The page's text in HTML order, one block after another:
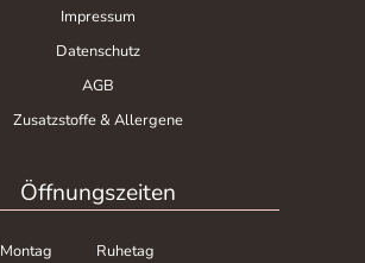
Impressum
Datenschutz
AGB
Zusatzstoffe & Allergene
Öffnungszeiten
Montag
Ruhetag